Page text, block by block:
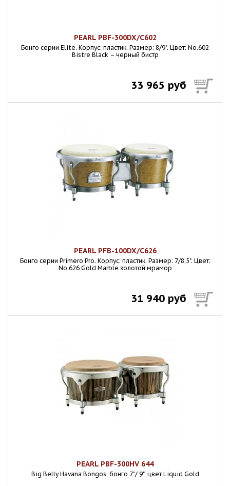
PEARL PBF-300DX/C602
Бонго серии Elite. Корпус: пластик. Размер: 8/9". Цвет: No.602
Bistre Black – черный бистр
33 965 руб
PEARL PFB-100DX/C626
Бонго серии Primero Pro. Корпус: пластик. Размер: 7/8,5". Цвет:
No.626 Gold Marble золотой мрамор
31 940 руб
PEARL PBF-300HV 644
Big Belly Havana Bongos, бонго 7"/ 9", цвет Liquid Gold